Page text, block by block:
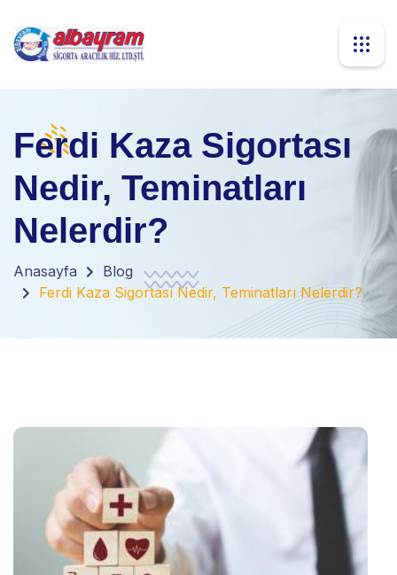
Ferdi Kaza Sigortası
Nedir, Teminatları
Nelerdir?
Anasayfa
Blog
Ferdi Kaza Sigortası Nedir, Teminatları Nelerdir?